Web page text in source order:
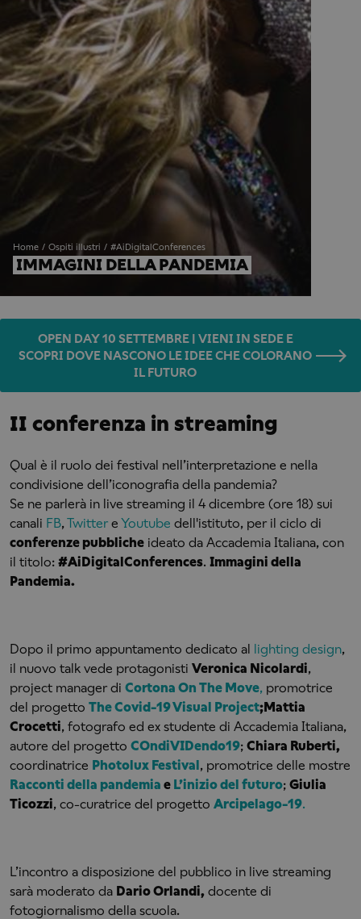
Home Ospiti illustri #AiDigitalConferences
IMMAGINI DELLA PANDEMIA
OPEN DAY 10 SETTEMBRE | VIENI IN SEDE E
SCOPRI DOVE NASCONO LE IDEE CHE COLORANO
IL FUTURO
II conferenza in streaming
Qual è il ruolo dei festival nell’interpretazione e nella
condivisione dell’iconografia della pandemia?
Se ne parlerà in live streaming il 4 dicembre (ore 18) sui
canali FB, Twitter e Youtube dell'istituto, per il ciclo di
conferenze pubbliche ideato da Accademia Italiana, con
il titolo: #AiDigitalConferences. Immagini della
Pandemia.
Dopo il primo appuntamento dedicato al lighting design,
il nuovo talk vede protagonisti Veronica Nicolardi,
project manager di Cortona On The Move, promotrice
del progetto The Covid-19 Visual Project;Mattia
Crocetti, fotografo ed ex studente di Accademia Italiana,
autore del progetto COndiVIDendo19; Chiara Ruberti,
coordinatrice Photolux Festival, promotrice delle mostre
Racconti della pandemia e L’inizio del futuro; Giulia
Ticozzi, co-curatrice del progetto Arcipelago-19.
L’incontro a disposizione del pubblico in live streaming
sarà moderato da Dario Orlandi, docente di
fotogiornalismo della scuola.